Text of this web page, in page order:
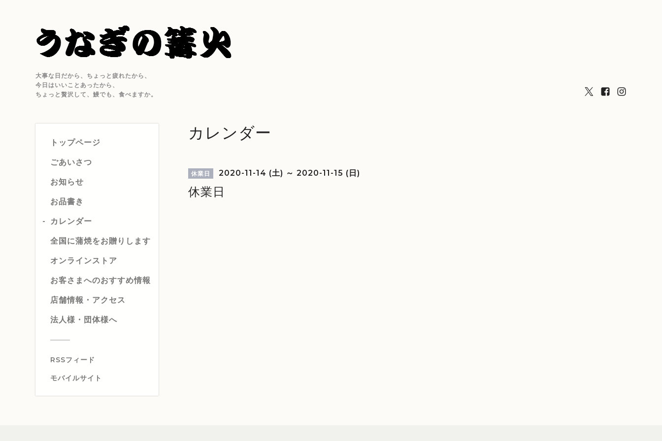
大事な日だから、ちょっと疲れたから、
今日はいいことあったから、
ちょっと贅沢して、鰻でも、食べますか。
トップページ
ごあいさつ
お知らせ
お品書き
カレンダー
全国に蒲焼をお贈りします
オンラインストア
お客さまへのおすすめ情報
店舗情報・アクセス
法人様・団体様へ
RSSフィード
モバイルサイト
カレンダー
休業日 2020-11-14 (土) ～ 2020-11-15 (日)
休業日